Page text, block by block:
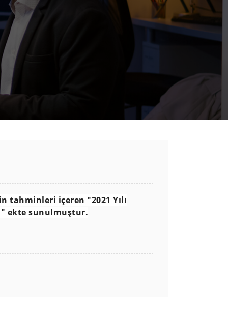
tahminleri içeren "2021 Yılı
ekte sunulmuştur.